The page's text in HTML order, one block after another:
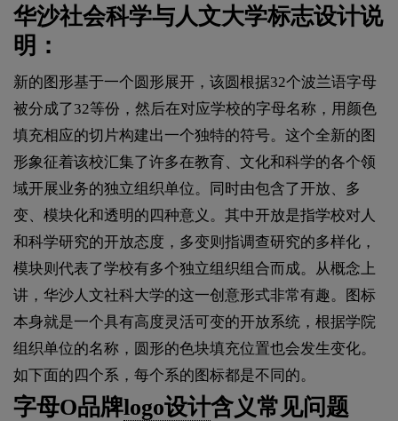
华沙社会科学与人文大学标志设计说
明：
新的图形基于一个圆形展开，该圆根据32个波兰语字母
被分成了32等份，然后在对应学校的字母名称，用颜色
填充相应的切片构建出一个独特的符号。这个全新的图
形象征着该校汇集了许多在教育、文化和科学的各个领
域开展业务的独立组织单位。同时由包含了开放、多
变、模块化和透明的四种意义。其中开放是指学校对人
和科学研究的开放态度，多变则指调查研究的多样化，
模块则代表了学校有多个独立组织组合而成。从概念上
讲，华沙人文社科大学的这一创意形式非常有趣。图标
本身就是一个具有高度灵活可变的开放系统，根据学院
组织单位的名称，圆形的色块填充位置也会发生变化。
如下面的四个系，每个系的图标都是不同的。
字母O品牌logo设计含义常见问题